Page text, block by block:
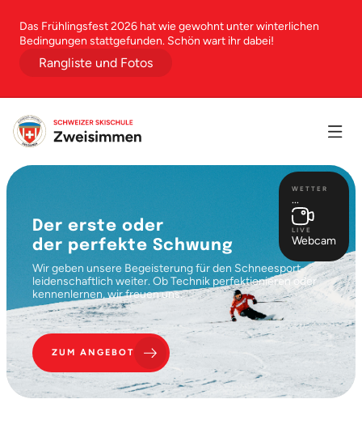
Das Frühlingsfest 2026 hat wie gewohnt unter winterlichen
Bedingungen stattgefunden. Schön wart ihr dabei!
Rangliste und Fotos
WETTER
...
LIVE
Webcam
Der erste oder
der perfekte Schwung
Wir geben unsere Begeisterung für den Schneesport
leidenschaftlich weiter. Ob Technik perfektionieren oder
kennenlernen, wir freuen uns.
ZUM ANGEBOT